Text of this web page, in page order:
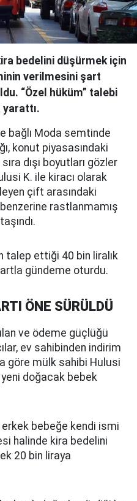
bedelini düşürmek için
verilmesini şart
“Özel hüküm” talebi
bağlı Moda semtinde
konut piyasasındaki
dışı boyutları gözler
K. ile kiracı olarak
çift arasındaki
rastlanmamış
talep ettiği 40 bin liralık
gündeme oturdu.
ÖNE SÜRÜLDÜ
ve ödeme güçlüğü
ev sahibinden indirim
göre mülk sahibi Hulusi
doğacak bebek
bebeğe kendi ismi
halinde kira bedelini
20 bin liraya